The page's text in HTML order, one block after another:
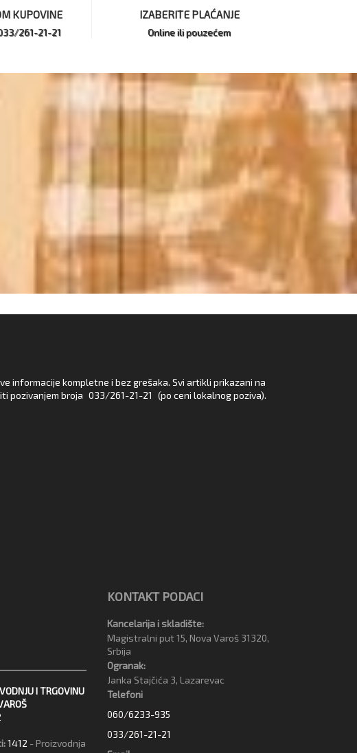
KUPOVINE
261-21-21
IZABERITE PLAĆANJE
Online ili pouzećem
informacije kompletne i bez grešaka. Svi artikli prikazani na
pozivanjem broja 033/261-21-21 (po ceni lokalnog poziva).
I TRGOVINU
1412 - Proizvodnja
KONTAKT PODACI
Kancelarija i skladište:
Magistralni put 15, Nova Varoš 31320,
Srbija
Ogranak:
Janka Stajčića 3, Lazarevac
Telefoni
060/6233-935
033/261-21-21